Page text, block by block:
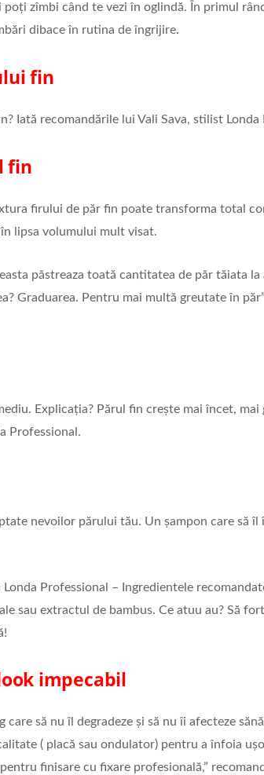
zîmbi când te vezi în oglindă. În primul
dibace în rutina de îngrijire.
fin
Iată recomandările lui Vali Sava, stilist Londa
fin
firului de păr fin poate transforma total
lipsa volumului mult visat.
păstreaza toată cantitatea de păr tăiata la
Graduarea. Pentru mai multă greutate în
Explicația? Părul fin crește mai încet, mai
Professional.
nevoilor părului tău. Un șampon care să îl
Professional – Ingredientele
sau extractul de bambus. Ce atuu au? Să
impecabil
să nu îl degradeze și să nu îi afecteze
( placă sau ondulator) pentru a înfoia
finisare cu fixare profesională,”